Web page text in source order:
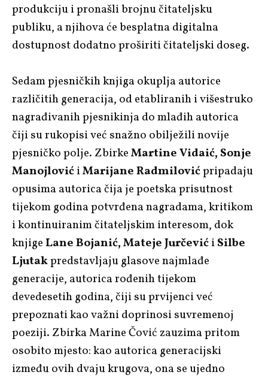
produkciju i pronašli brojnu čitateljsku
publiku, a njihova će besplatna digitalna
dostupnost dodatno proširiti čitateljski doseg.
Sedam pjesničkih knjiga okuplja autorice
različitih generacija, od etabliranih i višestruko
nagrađivanih pjesnikinja do mlađih autorica
čiji su rukopisi već snažno obilježili novije
pjesničko polje. ZbirkeMartine Vidaić, Sonje
ManojlovićiMarijane Radmilovićpripadaju
opusima autorica čija je poetska prisutnost
tijekom godina potvrđena nagradama, kritikom
i kontinuiranim čitateljskim interesom, dok
knjige Lane Bojanić, Mateje JurčevićiSilbe
Ljutakpredstavljaju glasove najmlađe
generacije, autorica rođenih tijekom
devedesetih godina, čiji su prvijenci već
prepoznati kao važni doprinosi suvremenoj
poeziji. Zbirka Marine Čović zauzima pritom
osobito mjesto: kao autorica generacijski
između ovih dvaju krugova, ona se ujedno